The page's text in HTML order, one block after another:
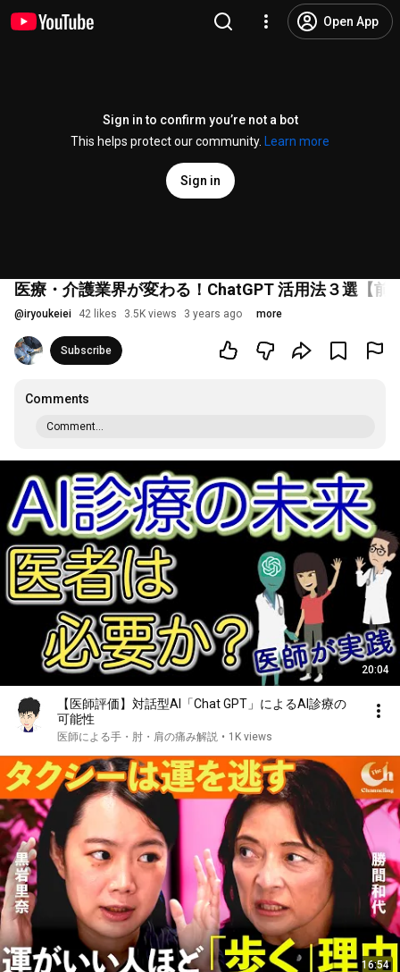
Open App
Sign in to confirm you’re not a bot
This helps protect our community.
Learn more
Sign in
医療・介護業界が変わる！ChatGPT 活用法３選【前
@iryoukeiei 42 likes 3.5K views 3 years ago more
Subscribe
Comments
Comment...
20:04
【医師評価】対話型AI「Chat GPT」によるAI診療の
可能性
医師による手・肘・肩の痛み解説 • 1K views
16:54